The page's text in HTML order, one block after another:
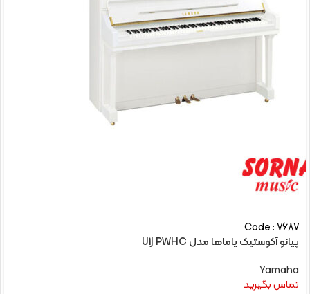
Code : 7687
پیانو آکوستیک یاماها مدل U1J PWHC
Yamaha
تماس بگیرید